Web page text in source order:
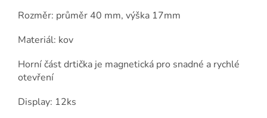
Rozměr: průměr 40 mm, výška 17mm
Materiál: kov
Horní část drtička je magnetická pro snadné a rychlé
otevření
Display: 12ks